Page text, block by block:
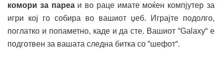
комори за пареаи во раце имате моќен компјутер за
игри кој го собира во вашиот џеб. Играјте подолго,
поглатко и попаметно, каде и да сте. Вашиот “Galaxy“ е
подготвен за вашата следна битка со “шефот“.